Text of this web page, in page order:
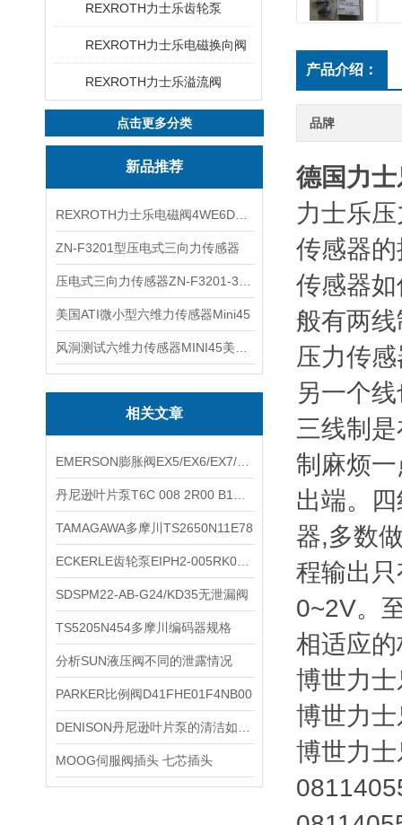
REXROTH力士乐齿轮泵
REXROTH力士乐电磁换向阀
REXROTH力士乐溢流阀
点击更多分类
新品推荐
ZN-F3201型压电式三向力传感器
美国ATI微小型六维力传感器Mini45
相关文章
TAMAGAWA多摩川TS2650N11E78
SDSPM22-AB-G24/KD35无泄漏阀
TS5205N454多摩川编码器规格
分析SUN液压阀不同的泄露情况
PARKER比例阀D41FHE01F4NB00
MOOG伺服阀插头 七芯插头
产品介绍：
品牌
德国力
力士乐
传感器
传感器
般有两
压力传
另一个
三线制
制麻烦
出端。
器,多数
程输出
0~2V。
相适应
博世力
博世力
博世力